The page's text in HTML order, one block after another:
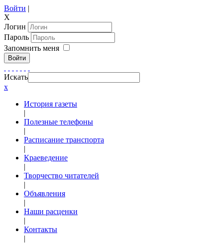
Войти |
X
Логин
Пароль
Запомнить меня
Войти
Искать
x
История газеты
|
Полезные телефоны
|
Расписание транспорта
|
Краеведение
|
Творчество читателей
|
Объявления
|
Наши расценки
|
Контакты
|